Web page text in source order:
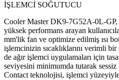
İŞLEMCİ SOĞUTUCU
Cooler Master DK9-7G52A-0L-GP,
yüksek performans arayan
mm'lik fan ve optimize edilmiş ısı
işlemcinizin sıcaklıklarını verimli
de ağır işlemci uygulamaları için
seviyesini minimumda tutarak
Contact teknolojisi, işlemci yüzeyiyle